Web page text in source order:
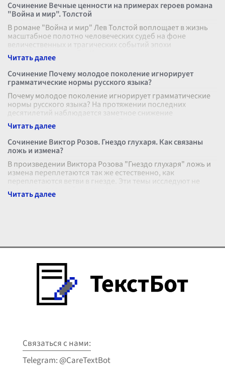
Сочинение Вечные ценности на примерах героев романа
"Война и мир". Толстой
В романе "Война и мир" Лев Толстой воплощает в жизнь
масштабное полотно человеческих судеб на фоне
величественных и трагических событий эпохи
наполеоновских войн. Каждого из героев
Сочинение Почему молодое поколение игнорирует
грамматические нормы русского языка?
Почему молодое поколение игнорирует грамматические
нормы русского языка? На протяжении последних
десятилетий наблюдается заметное снижение
грамотности среди молодежи. Почему совре
Сочинение Виктор Розов. Гнездо глухаря. Как связаны
ложь и измена?
В произведении Виктора Розова "Гнездо глухаря" ложь и
измена переплетаются так же естественно, как
переплетаются ветви в гнезде. Эти темы исследуют не
только внутренний мир героев,
Связаться с нами:
Telegram: @CareTextBot